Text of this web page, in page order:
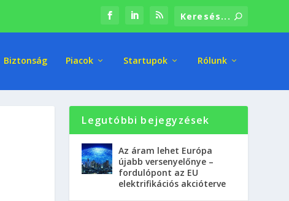
Biztonság Piacok Startupok Rólunk
Legutóbbi bejegyzések
Az áram lehet Európa
újabb versenyelőnye –
fordulópont az EU
elektrifikációs akcióterve